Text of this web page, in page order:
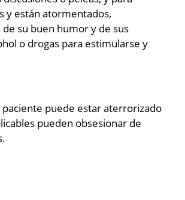
y están atormentados,
su buen humor y de sus
o drogas para estimularse y
paciente puede estar aterrorizado
pueden obsesionar de